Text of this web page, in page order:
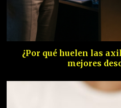
¿Por qué huelen las
mejores